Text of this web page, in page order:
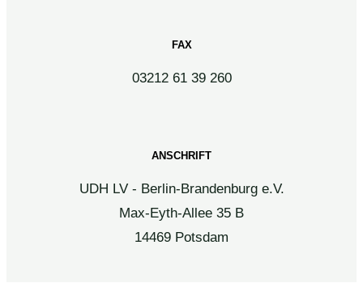
FAX
03212 61 39 260
ANSCHRIFT
UDH LV - Berlin-Brandenburg e.V.
Max-Eyth-Allee 35 B
14469 Potsdam